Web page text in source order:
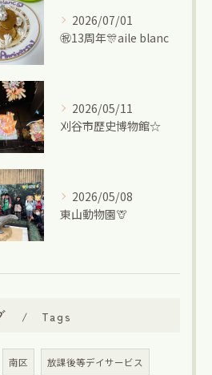
2026/07/01
㊗13周年🎊aile blanc
2026/05/11
刈谷市歴史博物館☆
2026/05/08
東山動物園🦒
Tags
南区 放課後等デイサービス